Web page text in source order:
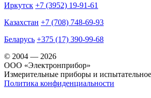
Иркутск +7 (3952) 19-91-61
Казахстан +7 (708) 748-69-93
Беларусь +375 (17) 390-99-68
© 2004 — 2026
OOO «Электронприбор»
Измерительные приборы и
Политика конфиденциальности